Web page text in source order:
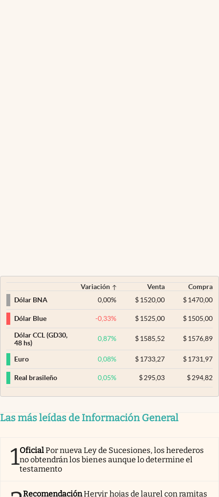
Variación Venta
Compra
Dólar BNA
0,00% $ 1520,00 $1470,00
Dólar Blue -0,33% $ 1525,00 $1505,00
Dólar CCL (GD30,
48 hs)
0,87% $ 1585,52 $1576,89
Euro 0,08% $ 1733,27 $1731,97
Real brasileño 0,05% $ 295,03 $294,82
Las más leídas de Información General
1OficialPor nueva Ley de Sucesiones, los herederos
no obtendrán los bienes aunque lo determine el
testamento
RecomendaciónHervir hojas de laurel con ramitas